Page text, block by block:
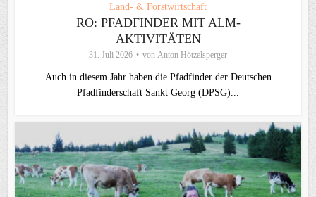
Land- & Forstwirtschaft
RO: PFADFINDER MIT ALM-
AKTIVITÄTEN
31. Juli 2026 von Anton Hötzelsperger
Auch in diesem Jahr haben die Pfadfinder der Deutschen
Pfadfinderschaft Sankt Georg (DPSG)...